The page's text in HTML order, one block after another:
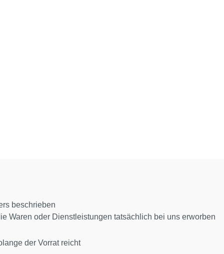
beschrieben
Waren oder Dienstleistungen tatsächlich bei uns erworben
der Vorrat reicht